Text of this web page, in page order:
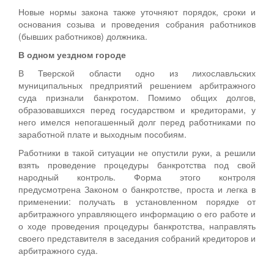
Новые нормы закона также уточняют порядок, сроки и
основания созыва и проведения собрания работников
(бывших работников) должника.
В одном уездном городе
В Тверской области одно из лихославльских
муниципальных предприятий решением арбитражного
суда признали банкротом. Помимо общих долгов,
образовавшихся перед государством и кредиторами, у
него имелся непогашенный долг перед работниками по
заработной плате и выходным пособиям.
Работники в такой ситуации не опустили руки, а решили
взять проведение процедуры банкротства под свой
народный контроль. Форма этого контроля
предусмотрена Законом о банкротстве, проста и легка в
применении: получать в установленном порядке от
арбитражного управляющего информацию о его работе и
о ходе проведения процедуры банкротства, направлять
своего представителя в заседания собраний кредиторов и
арбитражного суда.